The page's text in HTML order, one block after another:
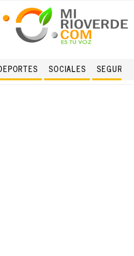
SOCIALES SEGURIDAD